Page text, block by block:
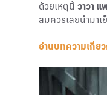
ด้วยเหตุนี้ วาวา แ
สมควรเลยนำมาเ
อ่านบทความเกี่ย